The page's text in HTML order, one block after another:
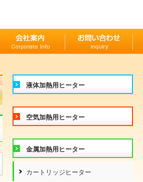
液体加熱用ヒーター
空気加熱用ヒーター
金属加熱用ヒーター
カートリッジヒーター